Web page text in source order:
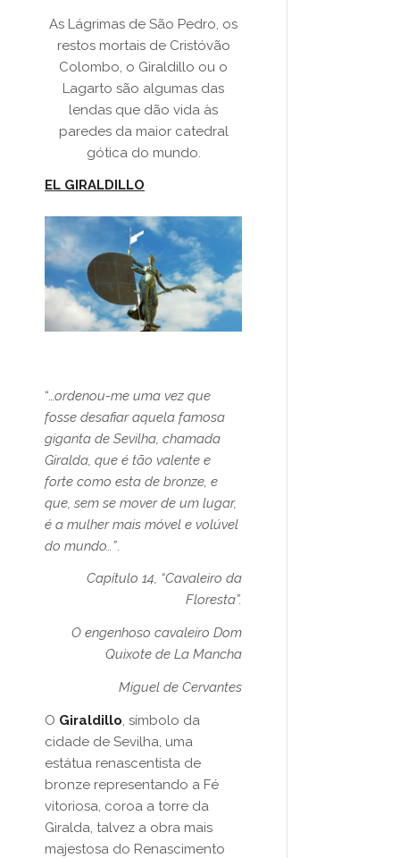
As Lágrimas de São Pedro, os
restos mortais de Cristóvão
Colombo, o Giraldillo ou o
Lagarto são algumas das
lendas que dão vida às
paredes da maior catedral
gótica do mundo.
EL GIRALDILLO
“… ordenou-me uma vez que
fosse desafiar aquela famosa
giganta de Sevilha, chamada
Giralda, que é tão valente e
forte como esta de bronze, e
que, sem se mover de um lugar,
é a mulher mais móvel e volúvel
do mundo…”
Capítulo 14, “Cavaleiro da
Floresta”.
O engenhoso cavaleiro Dom
Quixote de La Mancha
Miguel de Cervantes
O Giraldillo , símbolo da
cidade de Sevilha, uma
estátua renascentista de
bronze representando a Fé
vitoriosa, coroa a torre da
Giralda, talvez a obra mais
majestosa do Renascimento